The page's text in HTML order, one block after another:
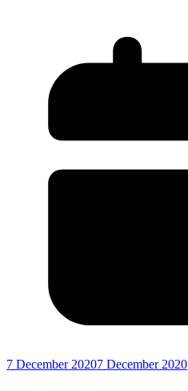
7 December 20207 December 2020